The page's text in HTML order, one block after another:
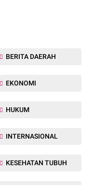
BERITA DAERAH
EKONOMI
HUKUM
INTERNASIONAL
KESEHATAN TUBUH